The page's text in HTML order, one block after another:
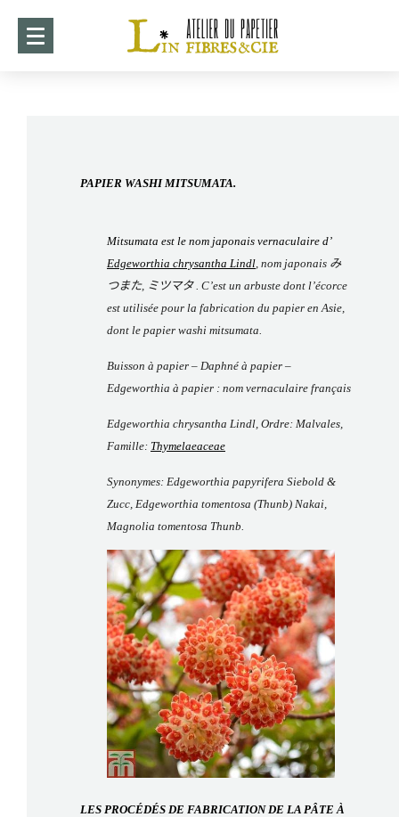
STAGES 2026-2027
EXPOSITION ITO 2026
BOUTIQUE
PAPIER WASHI MITSUMATA.
Mitsumata est le nom japonais vernaculaire d’
Edgeworthia chrysantha Lindl, nom japonais み
つまた, ミツマタ . C’est un arbuste dont l’écorce
est utilisée pour la fabrication du papier en Asie,
dont le papier washi mitsumata.
Buisson à papier – Daphné à papier –
Edgeworthia à papier : nom vernaculaire français
Edgeworthia chrysantha Lindl, Ordre: Malvales,
Famille: Thymelaeaceae
Synonymes: Edgeworthia papyrifera Siebold &
Zucc, Edgeworthia tomentosa (Thunb) Nakai,
Magnolia tomentosa Thunb.
LES PROCÉDÉS DE FABRICATION DE LA PÂTE À